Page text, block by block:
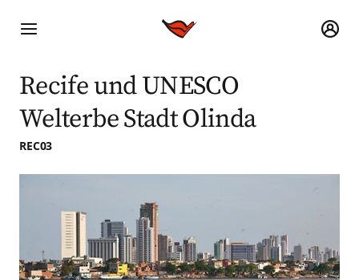
Recife und UNESCO
Welterbe Stadt Olinda
REC03